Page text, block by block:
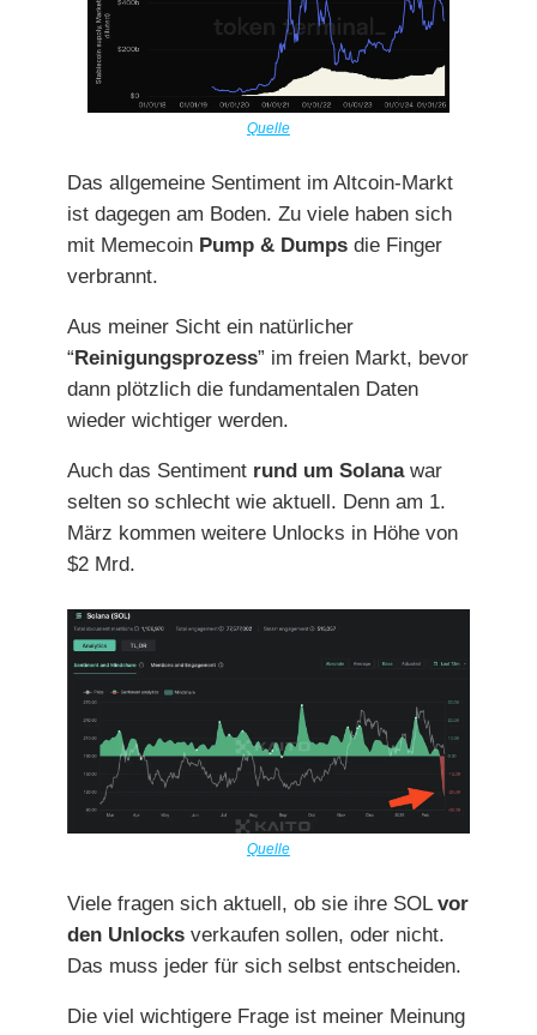
Quelle
Das allgemeine Sentiment im Altcoin-Markt
ist dagegen am Boden. Zu viele haben sich
mit Memecoin Pump & Dumps die Finger
verbrannt.
Aus meiner Sicht ein natürlicher
“Reinigungsprozess” im freien Markt, bevor
dann plötzlich die fundamentalen Daten
wieder wichtiger werden.
Auch das Sentiment rund um Solana war
selten so schlecht wie aktuell. Denn am 1.
März kommen weitere Unlocks in Höhe von
$2 Mrd.
Quelle
Viele fragen sich aktuell, ob sie ihre SOL vor
den Unlocks verkaufen sollen, oder nicht.
Das muss jeder für sich selbst entscheiden.
Die viel wichtigere Frage ist meiner Meinung